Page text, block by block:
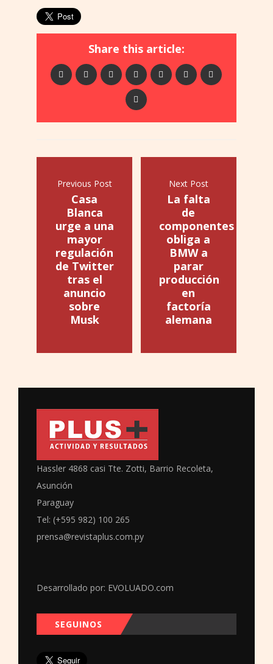
Share this article:
Previous Post
Casa
Blanca
urge a una
mayor
regulación
de Twitter
tras el
anuncio
sobre
Musk
Next Post
La falta
de
componentes
obliga a
BMW a
parar
producción
en
factoría
alemana
Hassler 4868 casi Tte. Zotti, Barrio Recoleta,
Asunción
Paraguay
Tel: (+595 982) 100 265
prensa@revistaplus.com.py
Desarrollado por: EVOLUADO.com
SEGUINOS